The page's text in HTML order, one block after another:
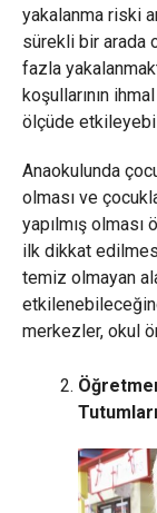
yakalanma riski
sürekli bir arada
fazla
koşullarının
ölçüde
Anaokulunda
olması ve
yapılmış
ilk dikkat
temiz olmayan
merkezler, okul